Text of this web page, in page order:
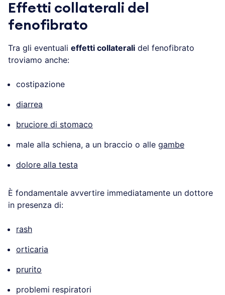
Effetti collaterali del
fenofibrato
Tra gli eventuali effetti collaterali del fenofibrato
troviamo anche:
costipazione
diarrea
bruciore di stomaco
male alla schiena, a un braccio o alle gambe
dolore alla testa
È fondamentale avvertire immediatamente un dottore
in presenza di:
rash
orticaria
prurito
problemi respiratori